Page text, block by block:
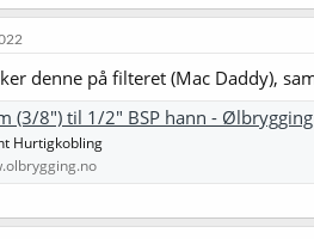
denne på filteret (Mac Daddy),
(3/8") til 1/2" BSP hann - Ølbrygging
Hurtigkobling